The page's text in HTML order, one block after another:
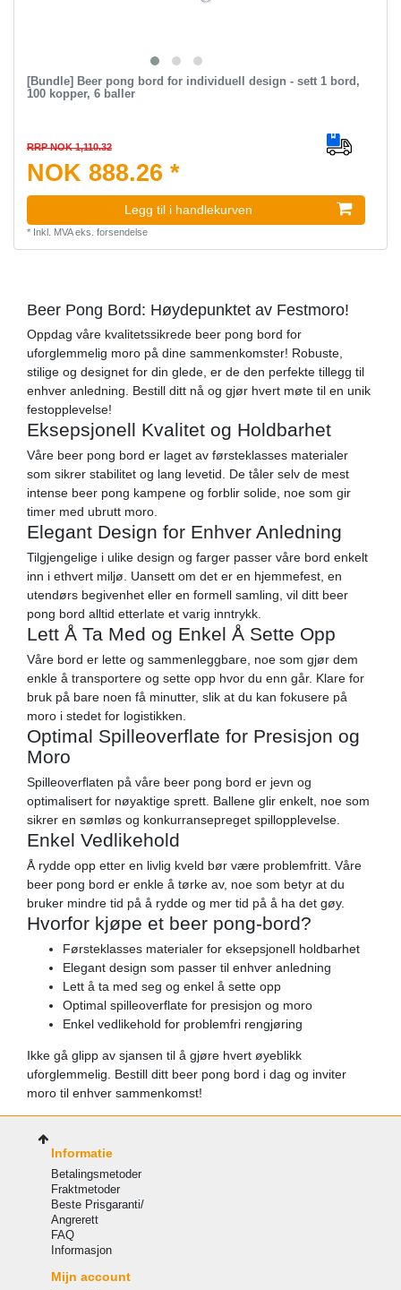
[Bundle] Beer pong bord for individuell design - sett 1 bord,
100 kopper, 6 baller
RRP NOK 1,110.32
NOK 888.26 *
Legg til i handlekurven
* Inkl. MVAeks. forsendelse
Beer Pong Bord: Høydepunktet av Festmoro!
Oppdag våre kvalitetssikrede beer pong bord for
uforglemmelig moro på dine sammenkomster! Robuste,
stilige og designet for din glede, er de den perfekte tillegg til
enhver anledning. Bestill ditt nå og gjør hvert møte til en unik
festopplevelse!
Eksepsjonell Kvalitet og Holdbarhet
Våre beer pong bord er laget av førsteklasses materialer
som sikrer stabilitet og lang levetid. De tåler selv de mest
intense beer pong kampene og forblir solide, noe som gir
timer med ubrutt moro.
Elegant Design for Enhver Anledning
Tilgjengelige i ulike design og farger passer våre bord enkelt
inn i ethvert miljø. Uansett om det er en hjemmefest, en
utendørs begivenhet eller en formell samling, vil ditt beer
pong bord alltid etterlate et varig inntrykk.
Lett Å Ta Med og Enkel Å Sette Opp
Våre bord er lette og sammenleggbare, noe som gjør dem
enkle å transportere og sette opp hvor du enn går. Klare for
bruk på bare noen få minutter, slik at du kan fokusere på
moro i stedet for logistikken.
Optimal Spilleoverflate for Presisjon og
Moro
Spilleoverflaten på våre beer pong bord er jevn og
optimalisert for nøyaktige sprett. Ballene glir enkelt, noe som
sikrer en sømløs og konkurransepreget spillopplevelse.
Enkel Vedlikehold
Å rydde opp etter en livlig kveld bør være problemfritt. Våre
beer pong bord er enkle å tørke av, noe som betyr at du
bruker mindre tid på å rydde og mer tid på å ha det gøy.
Hvorfor kjøpe et beer pong-bord?
Førsteklasses materialer for eksepsjonell holdbarhet
Elegant design som passer til enhver anledning
Lett å ta med seg og enkel å sette opp
Optimal spilleoverflate for presisjon og moro
Enkel vedlikehold for problemfri rengjøring
Ikke gå glipp av sjansen til å gjøre hvert øyeblikk
uforglemmelig. Bestill ditt beer pong bord i dag og inviter
moro til enhver sammenkomst!
Informatie
Betalingsmetoder
Fraktmetoder
Beste Prisgaranti/
Angrerett
FAQ
Informasjon
Mijn account